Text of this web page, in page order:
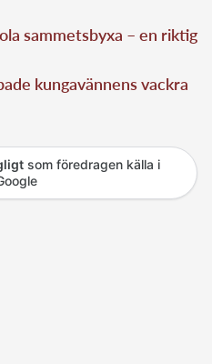
sammetsbyxa – en riktig
kungavännens vackra
som föredragen källa i